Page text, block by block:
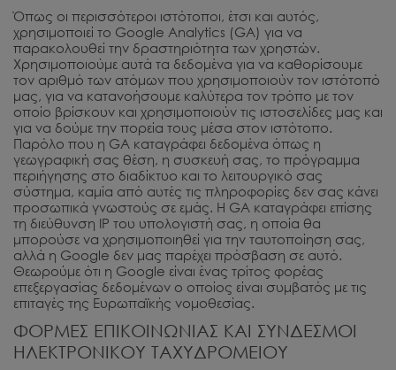
Όπως οι περισσότεροι ιστότοποι, έτσι και αυτός,
χρησιμοποιεί το Google Analytics (GA) για να
παρακολουθεί την δραστηριότητα των χρηστών.
Χρησιμοποιούμε αυτά τα δεδομένα για να καθορίσουμε
τον αριθμό των ατόμων που χρησιμοποιούν τον ιστότοπό
μας, για να κατανοήσουμε καλύτερα τον τρόπο με τον
οποίο βρίσκουν και χρησιμοποιούν τις ιστοσελίδες μας και
για να δούμε την πορεία τους μέσα στον ιστότοπο.
Παρόλο που η GA καταγράφει δεδομένα όπως η
γεωγραφική σας θέση, η συσκευή σας, το πρόγραμμα
περιήγησης στο διαδίκτυο και το λειτουργικό σας
σύστημα, καμία από αυτές τις πληροφορίες δεν σας κάνει
προσωπικά γνωστούς σε εμάς. Η GA καταγράφει επίσης
τη διεύθυνση IP του υπολογιστή σας, η οποία θα
μπορούσε να χρησιμοποιηθεί για την ταυτοποίηση σας,
αλλά η Google δεν μας παρέχει πρόσβαση σε αυτό.
Θεωρούμε ότι η Google είναι ένας τρίτος φορέας
επεξεργασίας δεδομένων ο οποίος είναι συμβατός με τις
επιταγές της Ευρωπαϊκής νομοθεσίας.
ΦΟΡΜΕΣ ΕΠΙΚΟΙΝΩΝΙΑΣ ΚΑΙ ΣΥΝΔΕΣΜΟΙ
ΗΛΕΚΤΡΟΝΙΚΟΥ ΤΑΧΥΔΡΟΜΕΙΟΥ